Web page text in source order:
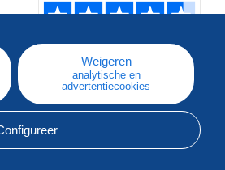
Weigeren
analytische en
advertentiecookies